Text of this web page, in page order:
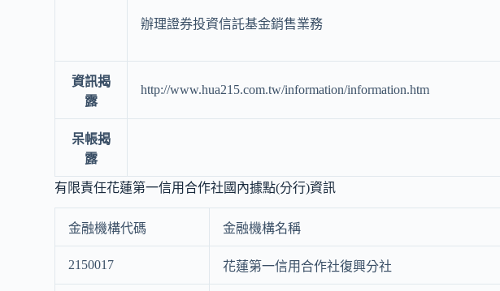
辦理證券投資信託基金銷售業務
資訊揭
露
http://www.hua215.com.tw/information/information.htm
呆帳揭
露
有限責任花蓮第一信用合作社國內據點(分行)資訊
金融機構代碼 金融機構名稱
2150017 花蓮第一信用合作社復興分社